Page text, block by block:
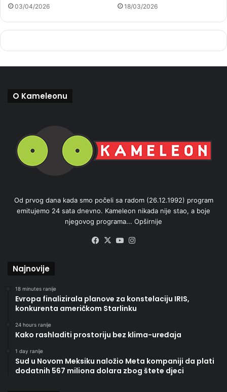
03/04/2026 18/03/2026
O Kameleonu
Od prvog dana kada smo počeli sa radom (26.12.1992) program
emitujemo 24 sata dnevno. Kameleon nikada nije stao, a boje
njegovog programa... Opširnije
Facebook
X YouTube
Najnovije
18 minutes ranije
Evropa finalizirala planove za konstelaciju IRIS,
konkurenta američkom Starlinku
24 hours ranije
Kako rashladiti prostoriju bez klima-uređaja
1 day ranije
Sud u Novom Meksiku naložio Meta kompaniji da plati
dodatnih 567 miliona dolara zbog štete djeci